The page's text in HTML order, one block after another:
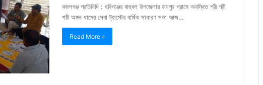
কমলগঞ্জ প্রতিনিধি : হবিগঞ্জের বাহুবল উপজেলার জয়পুর গ্রামে অবস্থিত শ্রী শ্রী
শচী অঙ্গন ধামের সেবা ট্রাস্টের বার্ষিক সাধারণ সভা আজ…
Read More »